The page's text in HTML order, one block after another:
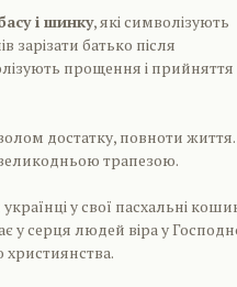
і шинку, які символізують
зарізати батько після
прощення і прийняття
достатку, повноти життя.
трапезою.
у свої пасхальні
у серця людей віра у
християнства.